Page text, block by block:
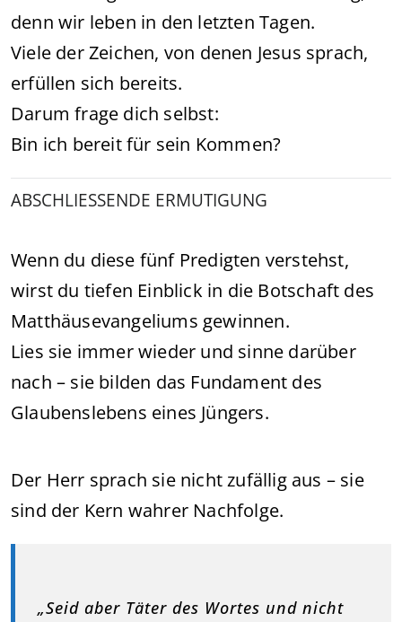
denn wir leben in den letzten Tagen.
Viele der Zeichen, von denen Jesus sprach,
erfüllen sich bereits.
Darum frage dich selbst:
Bin ich bereit für sein Kommen?
ABSCHLIESSENDE ERMUTIGUNG
Wenn du diese fünf Predigten verstehst,
wirst du tiefen Einblick in die Botschaft des
Matthäusevangeliums gewinnen.
Lies sie immer wieder und sinne darüber
nach – sie bilden das Fundament des
Glaubenslebens eines Jüngers.
Der Herr sprach sie nicht zufällig aus – sie
sind der Kern wahrer Nachfolge.
„Seid aber Täter des Wortes und nicht